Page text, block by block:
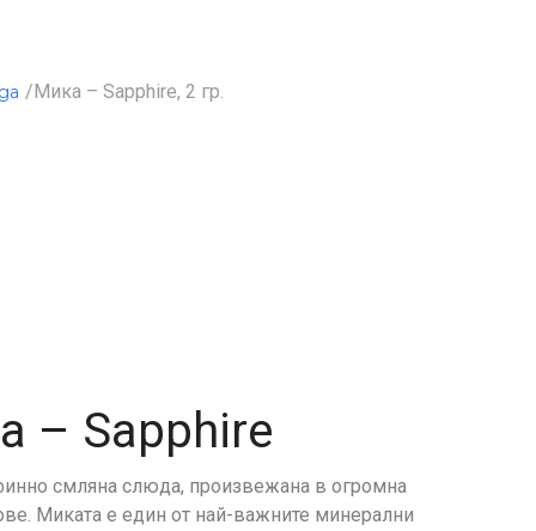
/Мика – Sapphire, 2 гр.
– Sapphire
смляна слюда, произвежана в огромна
Миката е един от най-важните минерални